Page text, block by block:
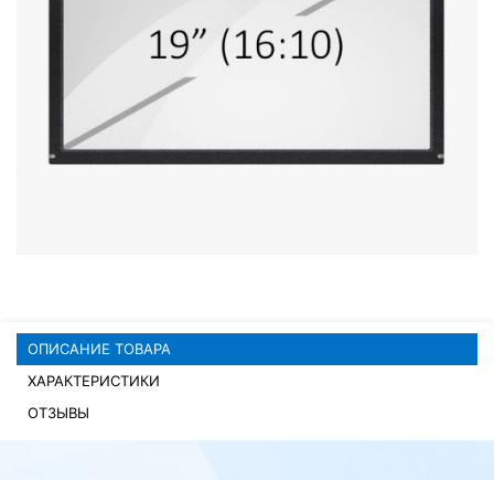
Сетевое оборудование
Системы охлаждения
Видеоконференцсвязь
ОПИСАНИЕ ТОВАРА
ХАРАКТЕРИСТИКИ
ОТЗЫВЫ